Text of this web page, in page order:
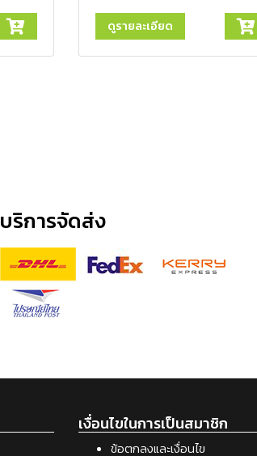
ดูรายละเอียด
บริการจัดส่ง
เงื่อนไขในการเป็นสมาชิก
ข้อตกลงและเงื่อนไข